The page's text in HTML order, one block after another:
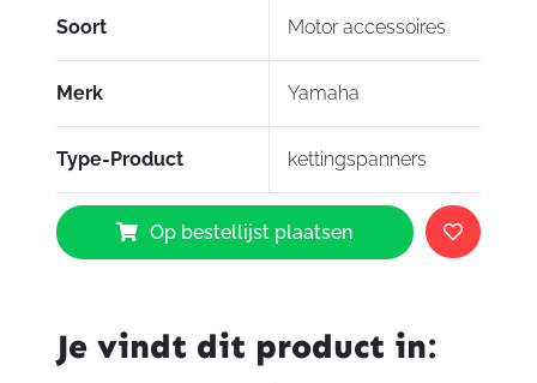
Soort Motor accessoires
Merk Yamaha
Type-Product kettingspanners
Yamaha
Kettingspanners
XSR900
Op bestellijst plaatsen
Je vindt dit product in: